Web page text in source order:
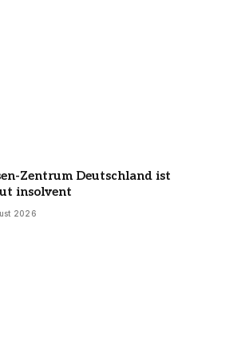
Zentrum Deutschland ist
insolvent
2026